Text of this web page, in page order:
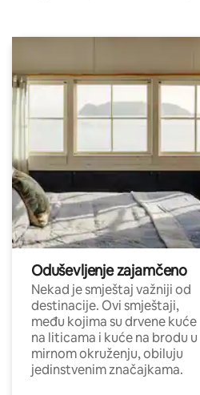
Oduševljenje zajamčeno
Nekad je smještaj važniji od
destinacije. Ovi smještaji,
među kojima su drvene kuće
na liticama i kuće na brodu u
mirnom okruženju, obiluju
jedinstvenim značajkama.